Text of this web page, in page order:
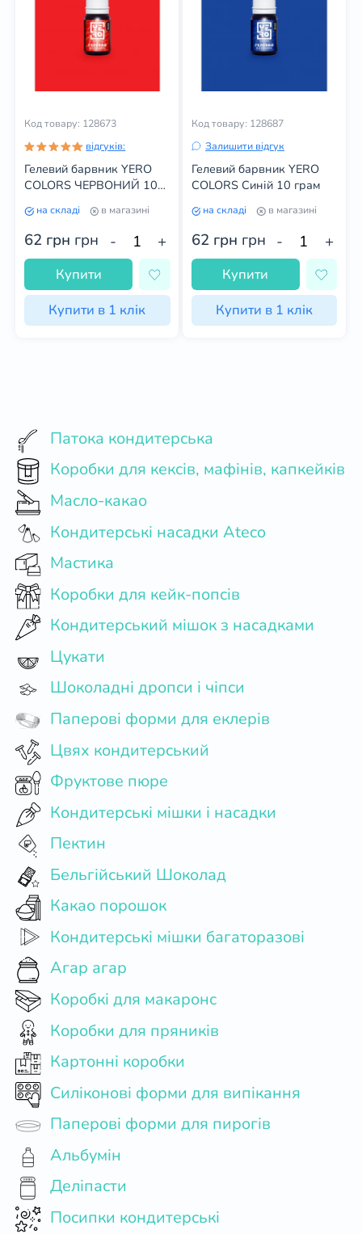
Код товару: 128673
відгуків:
Гелевий барвник YERO
COLORS ЧЕРВОНИЙ 10
на складі в магазині
62 грн грн - +
Купити
Купити в 1 клік
Код товару: 128687
Залишити відгук
Гелевий барвник YERO
COLORS Синій 10 грам
на складі в магазині
62 грн грн - +
Купити
Купити в 1 клік
Патока кондитерська
Коробки для кексів, мафінів, капкейків
Масло-какао
Кондитерські насадки Ateco
Мастика
Коробки для кейк-попсів
Кондитерський мішок з насадками
Цукати
Шоколадні дропси і чіпси
Паперові форми для еклерів
Цвях кондитерський
Фруктове пюре
Кондитерські мішки і насадки
Пектин
Бельгійський Шоколад
Какао порошок
Кондитерські мішки багаторазові
Агар агар
Коробкі для макаронс
Коробки для пряників
Картонні коробки
Силіконові форми для випікання
Паперові форми для пирогів
Альбумін
Деліпасти
Посипки кондитерські